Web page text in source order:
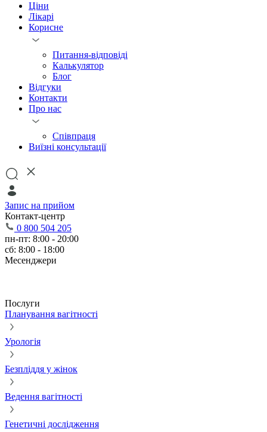
Ціни
Лікарі
Корисне
Питання-відповіді
Калькулятор
Блог
Відгуки
Контакти
Про нас
Співпраця
Виїзні консультації
Запис на прийом
Контакт-центр
0 800 504 205
пн-пт: 8:00 - 20:00
сб: 8:00 - 18:00
Месенджери
Послуги
Планування вагітності
Урологія
Безпліддя у жінок
Ведення вагітності
Генетичні дослідження